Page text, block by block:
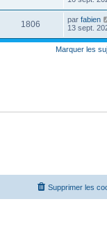
1806 par fabien
13 sept.
Marquer les
Supprimer les